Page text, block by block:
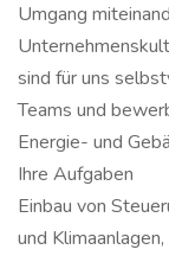
Umgang
sind für uns
Teams und
Energie- und
Ihre Aufgaben
Einbau von
und